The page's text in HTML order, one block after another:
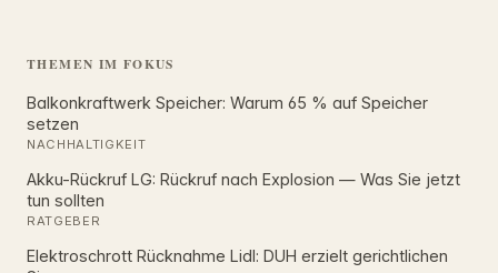
THEMEN IM FOKUS
Balkonkraftwerk Speicher: Warum 65 % auf Speicher
setzen
NACHHALTIGKEIT
Akku-Rückruf LG: Rückruf nach Explosion — Was Sie jetzt
tun sollten
RATGEBER
Elektroschrott Rücknahme Lidl: DUH erzielt gerichtlichen